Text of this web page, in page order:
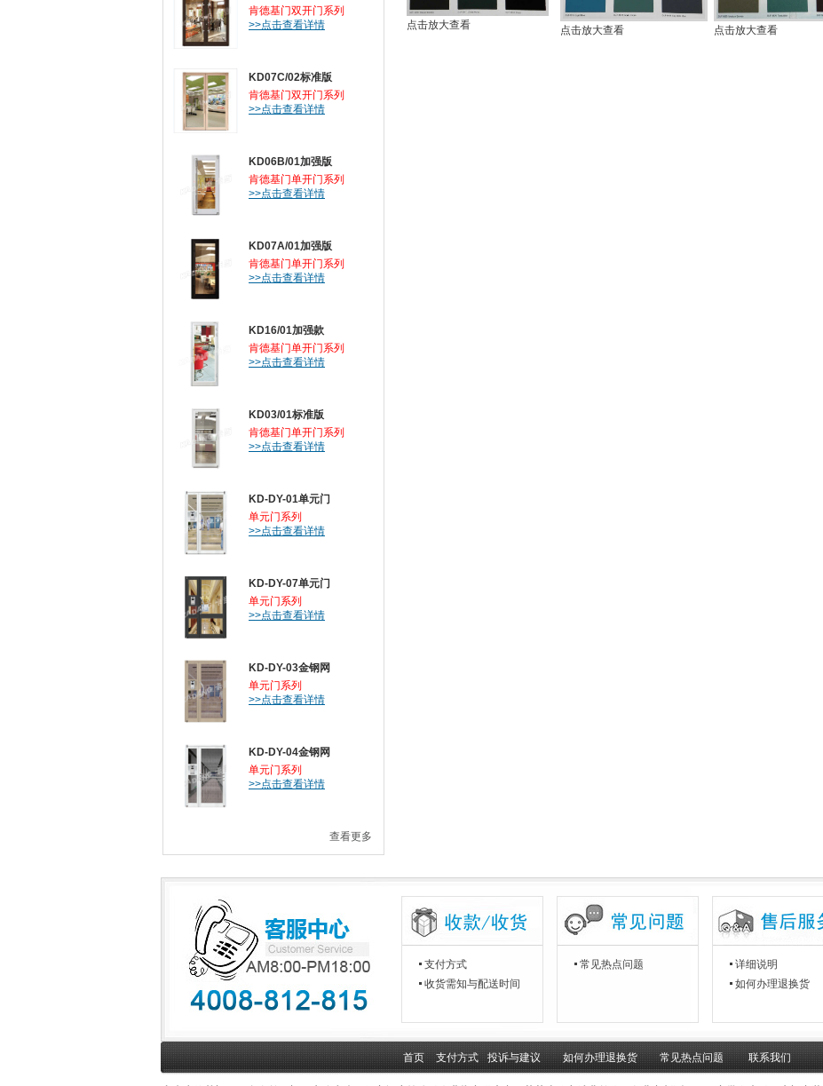
肯德基门双开门系列
>>点击查看详情
KD07C/02标准版
肯德基门双开门系列
>>点击查看详情
KD06B/01加强版
肯德基门单开门系列
>>点击查看详情
KD07A/01加强版
肯德基门单开门系列
>>点击查看详情
KD16/01加强款
肯德基门单开门系列
>>点击查看详情
KD03/01标准版
肯德基门单开门系列
>>点击查看详情
KD-DY-01单元门
单元门系列
>>点击查看详情
KD-DY-07单元门
单元门系列
>>点击查看详情
KD-DY-03金钢网
单元门系列
>>点击查看详情
KD-DY-04金钢网
单元门系列
>>点击查看详情
查看更多
点击放大查看 点击放大查看 点击放大查看
支付方式
收货需知与配送时间
常见热点问题
详细说明
如何办理退换货
首页 支付方式 投诉与建议 如何办理退换货 常见热点问题 联系我们